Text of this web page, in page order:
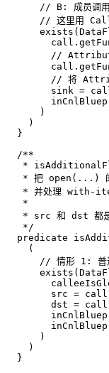
// B: 成员调
// 这里用
      exists
(
        call.
//
        call.
// 将
        sink
=
      )
    )
  }
  /**
*
* 把 open(...)
* 并处理 with-
   *
* src 和 dst 都
   */
  predicate
    (
// 情形 1: 普
      exists
(
        src
=
        dst
= call
      )
    )
  }